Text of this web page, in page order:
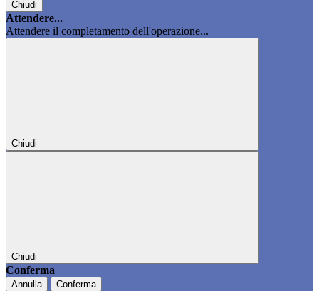
Chiudi
Attendere...
Attendere il completamento dell'operazione...
Chiudi
Chiudi
Conferma
Annulla Conferma